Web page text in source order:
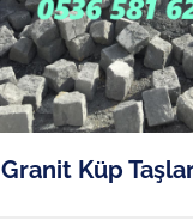
Granit Küp